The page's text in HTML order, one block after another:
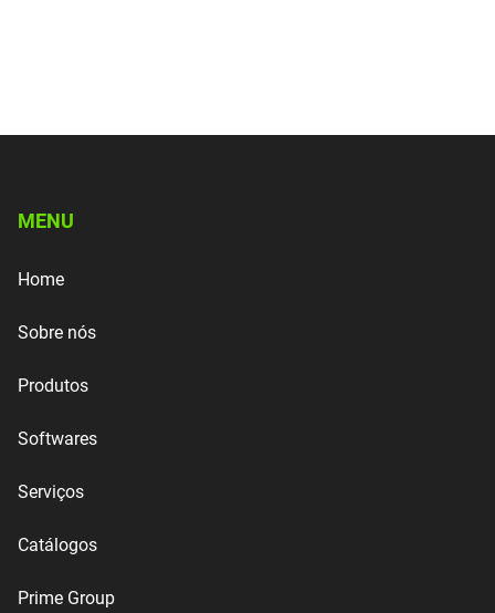
MENU
Home
Sobre nós
Produtos
Softwares
Serviços
Catálogos
Prime Group